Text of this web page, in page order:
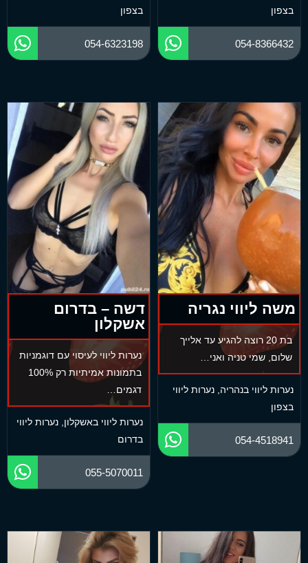
בצפון
054-8366432
בצפון
054-6323198
משה ליווי נגריה
בת 20 רוצה להגיע עד אלייך
שלום, שמי טניה ואני…
נערות ליווי בנהריה נערות ליווי
בצפון
054-4518941
דשה – בדרום
אשקלון
נערות ליווי לעיסוי עם דוגמניות
בתמונות אמיתיות רק 100%
דגמים…
נערות ליווי באשקלון נערות ליווי
בדרום
055-5070011